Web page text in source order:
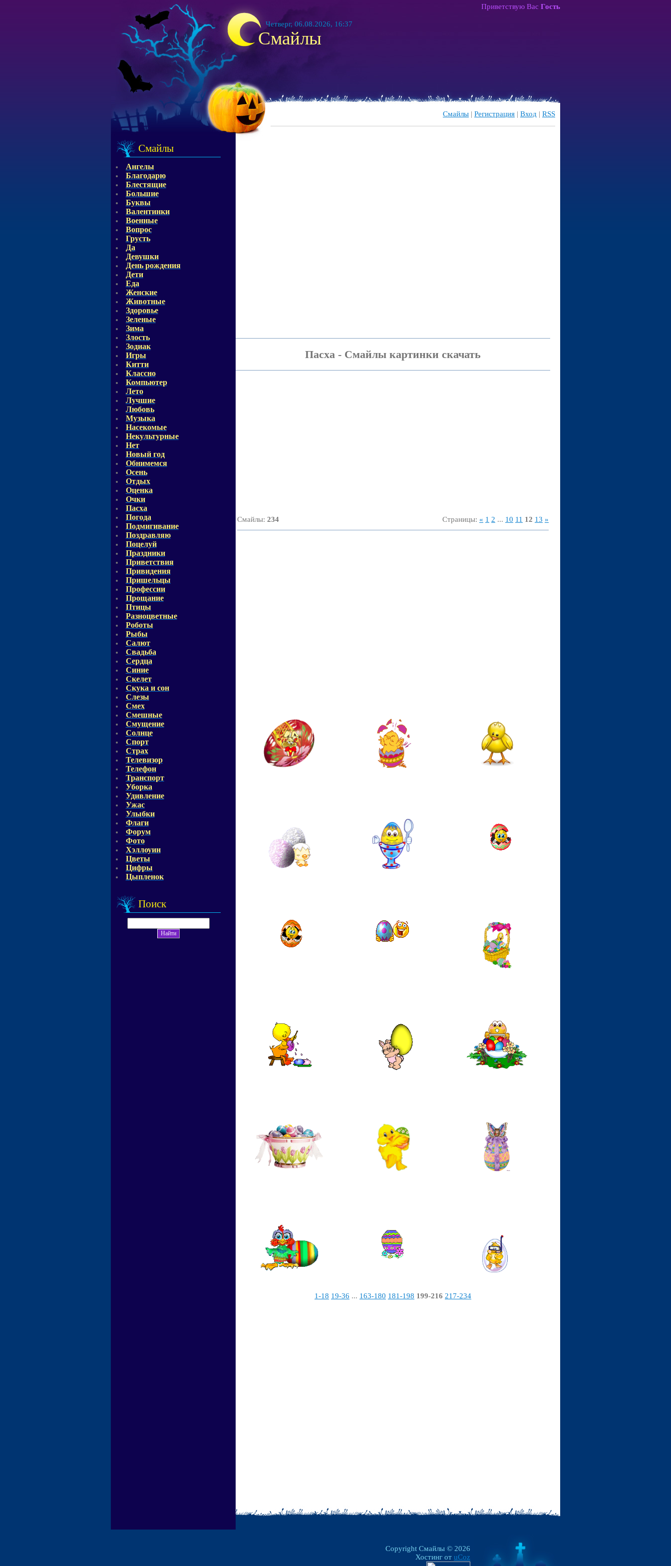
Смайлы
Четверг, 06.08.2026, 16:37
Приветствую Вас Гость
Смайлы | Регистрация | Вход | RSS
Смайлы
Ангелы
Благодарю
Блестящие
Большие
Буквы
Валентинки
Военные
Вопрос
Грусть
Да
Девушки
День рождения
Дети
Еда
Женские
Животные
Здоровье
Зеленые
Зима
Злость
Зодиак
Игры
Китти
Классно
Компьютер
Лето
Лучшие
Любовь
Музыка
Насекомые
Некультурные
Нет
Новый год
Обнимемся
Осень
Отдых
Оценка
Очки
Пасха
Погода
Подмигивание
Поздравляю
Поцелуй
Праздники
Приветствия
Привидения
Пришельцы
Профессии
Прощание
Птицы
Разноцветные
Роботы
Рыбы
Салют
Свадьба
Сердца
Синие
Скелет
Скука и сон
Слезы
Смех
Смешные
Смущение
Солнце
Спорт
Страх
Телевизор
Телефон
Транспорт
Уборка
Удивление
Ужас
Улыбки
Флаги
Форум
Фото
Хэллоуин
Цветы
Цифры
Цыпленок
Поиск
Пасха - Смайлы картинки скачать
Смайлы: 234 Страницы: « 1 2 ... 10 11 12 13 »
1-18 19-36 ... 163-180 181-198 199-216 217-234
Copyright Смайлы © 2026
Хостинг от uCoz